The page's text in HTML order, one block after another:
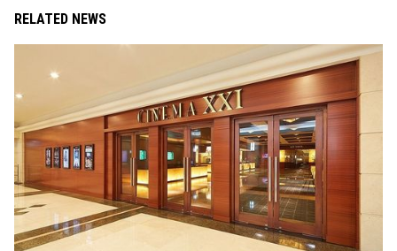
RELATED NEWS